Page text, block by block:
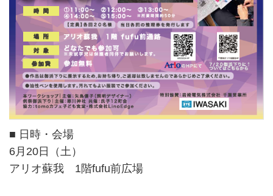
■ 日時・会場
6月20日（土）
アリオ蘇我 1階fufu前広場